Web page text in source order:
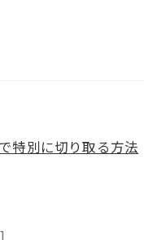
特別に切り取る方法